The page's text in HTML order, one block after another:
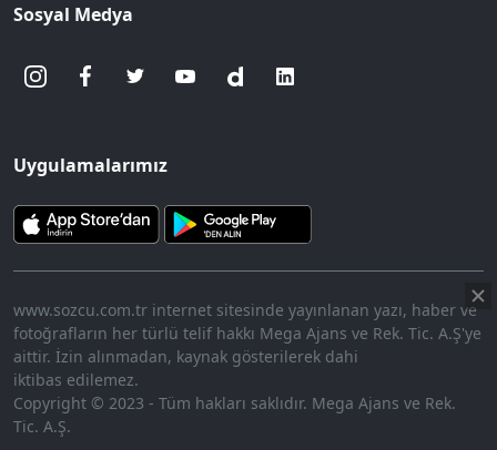
Sosyal Medya
Uygulamalarımız
www.sozcu.com.tr internet sitesinde yayınlanan yazı, haber ve
fotoğrafların her türlü telif hakkı Mega Ajans ve Rek. Tic. A.Ş'ye
aittir. İzin alınmadan, kaynak gösterilerek dahi
iktibas edilemez.
Copyright © 2023 - Tüm hakları saklıdır. Mega Ajans ve Rek.
Tic. A.Ş.